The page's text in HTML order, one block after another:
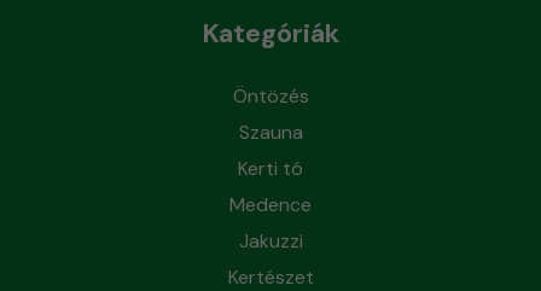
Kategóriák
Öntözés
Szauna
Kerti tó
Medence
Jakuzzi
Kertészet